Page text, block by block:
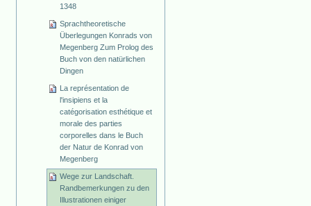
1348
Sprachtheoretische
Überlegungen Konrads von
Megenberg Zum Prolog des
Buch von den natürlichen
Dingen
La représentation de
l'insipiens et la
catégorisation esthétique et
morale des parties
corporelles dans le Buch
der Natur de Konrad von
Megenberg
Wege zur Landschaft.
Randbemerkungen zu den
Illustrationen einiger